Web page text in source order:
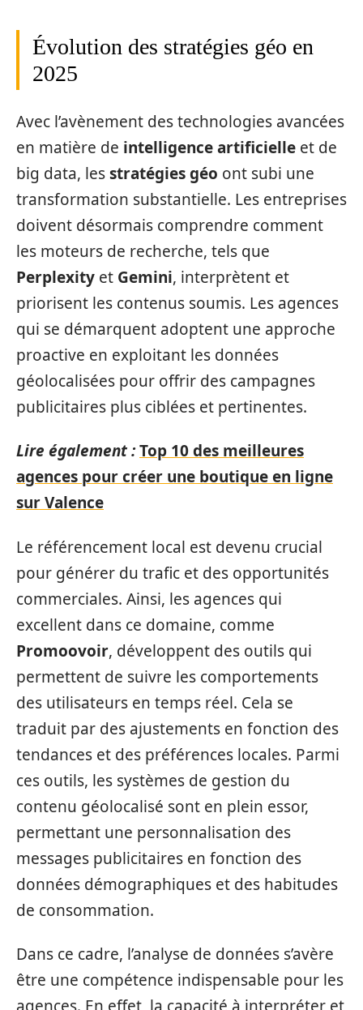
Évolution des stratégies géo en
2025
Avec l’avènement des technologies avancées
en matière de intelligence artificielle et de
big data, lesstratégies géo ont subi une
transformation substantielle. Les entreprises
doivent désormais comprendre comment
les moteurs de recherche, tels que
Perplexity et Gemini, interprètent et
priorisent les contenus soumis. Les agences
qui se démarquent adoptent une approche
proactive en exploitant les données
géolocalisées pour offrir des campagnes
publicitaires plus ciblées et pertinentes.
Lire également :Top 10 des meilleures
agences pour créer une boutique en ligne
sur Valence
Le référencement local est devenu crucial
pour générer du trafic et des opportunités
commerciales. Ainsi, les agences qui
excellent dans ce domaine, comme
Promoovoir, développent des outils qui
permettent de suivre les comportements
des utilisateurs en temps réel. Cela se
traduit par des ajustements en fonction des
tendances et des préférences locales. Parmi
ces outils, les systèmes de gestion du
contenu géolocalisé sont en plein essor,
permettant une personnalisation des
messages publicitaires en fonction des
données démographiques et des habitudes
de consommation.
Dans ce cadre, l’analyse de données s’avère
être une compétence indispensable pour les